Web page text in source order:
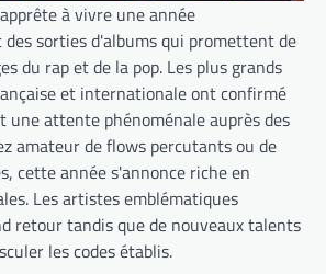
à vivre une année
des sorties d'albums qui promettent de
du rap et de la pop. Les plus grands
et internationale ont confirmé
une attente phénoménale auprès des
amateur de flows percutants ou de
cette année s'annonce riche en
Les artistes emblématiques
retour tandis que de nouveaux talents
les codes établis.